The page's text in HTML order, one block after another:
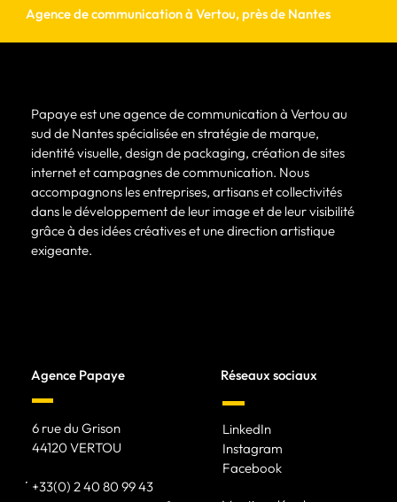
Agence de communication à Vertou, près de Nantes
Réseaux sociaux
LinkedIn
Instagram
Facebook
Agence Papaye
6 rue du Grison
44120 VERTOU
+33(0) 2 40 80 99 43
Papaye est une agence de communication à Vertou au
sud de Nantes spécialisée en stratégie de marque,
identité visuelle, design de packaging, création de sites
internet et campagnes de communication. Nous
accompagnons les entreprises, artisans et collectivités
dans le développement de leur image et de leur visibilité
grâce à des idées créatives et une direction artistique
exigeante.